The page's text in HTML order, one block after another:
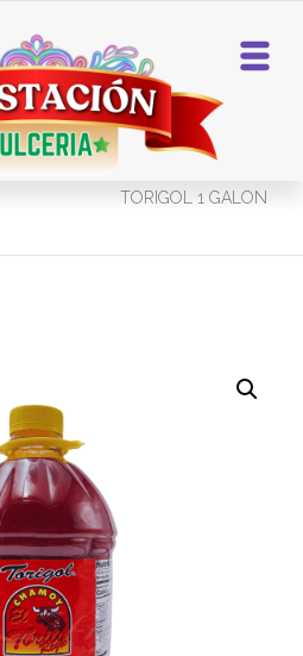
Home
Chamoy
CHAMOY TORITO REGIO
TORIGOL 1 GALON